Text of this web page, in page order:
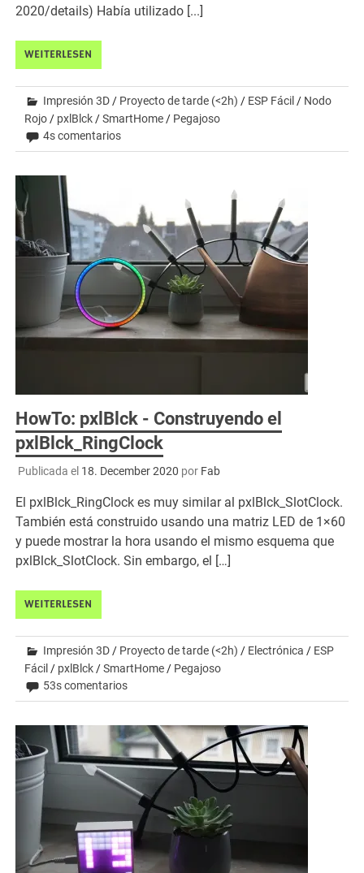
2020/details) Había utilizado [...]
WEITERLESEN
Impresión 3D / Proyecto de tarde (<2h) / ESP Fácil / Nodo
Rojo / pxlBlck /SmartHome / Pegajoso
4s comentarios
HowTo: pxlBlck - Construyendo el
pxlBlck_RingClock
Publicada el 18. December 2020 por Fab
El pxlBlck_RingClock es muy similar al pxlBlck_SlotClock.
También está construido usando una matriz LED de 1×60
y puede mostrar la hora usando el mismo esquema que
pxlBlck_SlotClock. Sin embargo, el […]
WEITERLESEN
Impresión 3D/ Proyecto de tarde (<2h) / Electrónica / ESP
Fácil / pxlBlck/SmartHome/ Pegajoso
53s comentarios